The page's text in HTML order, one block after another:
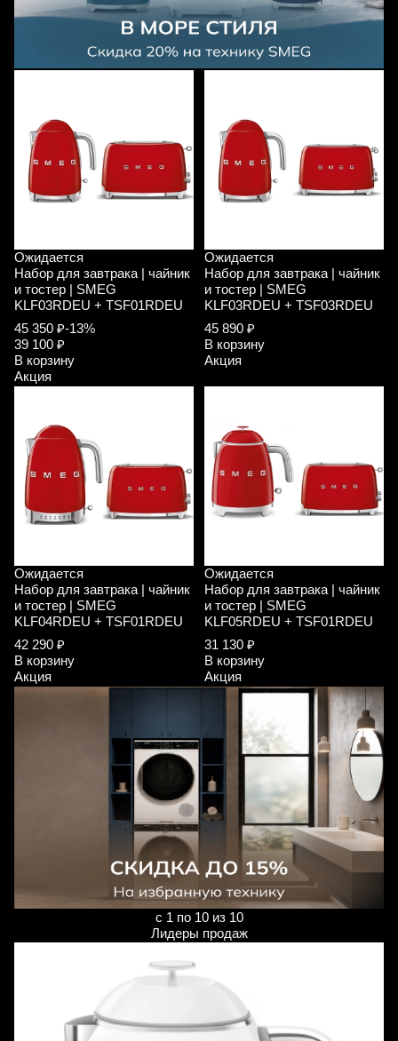
Ожидается
Набор для завтрака | чайник
и тостер | SMEG
KLF03RDEU + TSF01RDEU
45 350 ₽-13%
39 100 ₽
В корзину
Акция
Ожидается
Набор для завтрака | чайник
и тостер | SMEG
KLF03RDEU + TSF03RDEU
45 890 ₽
В корзину
Акция
Ожидается
Набор для завтрака | чайник
и тостер | SMEG
KLF04RDEU + TSF01RDEU
42 290 ₽
В корзину
Акция
Ожидается
Набор для завтрака | чайник
и тостер | SMEG
KLF05RDEU + TSF01RDEU
31 130 ₽
В корзину
Акция
с 1 по 10 из 10
Лидеры продаж